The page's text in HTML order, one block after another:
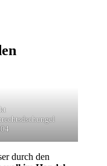
durch den